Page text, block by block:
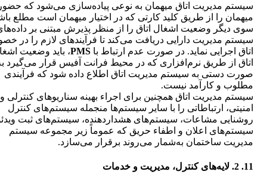
سیستم مدیریت اتاق میهمان به نوعی پیاده‌سازی می‌شود که
میهمان را از طریق کلید کارتی که در اختیار میهمان است مطلع
سوی دیگر وضعیت اشغال اتاق را از منظر پذیرش مبتنی بر
سیستم مدیریت دارایی دریافت می‌کند تا فرآیندهای لازم را در
اتاق اجرایی نماید. در صورت عدم ارتباط با PMS، باید وضعیت
اتاق از طریق نرم‌افزاری که در محیط فرانت آفیس قرار می‌گیرد
صورت دستی به سیستم مدیریت اتاق اطلاع داده شود که فرآیندی
مطلوب و کارآمد نیست.
سیستم مدیریت اتاق همچنین برای اجراء بهینه سناریوهای کنترلی و
امنیتی، ارتباطاتی را با سایر سیستم‌ها منجمله سیستم‌های کنترل
روشنایی مشاعات، سیستم‌های هشداردهنده، سیستم‌های ثبت
سیستم‌های اعلان و اطفاء حریق که عموماً زیر مجموعه سیستم
مدیریت ساختمان به‌شمار می‌روند برقرار می‌سازد.
11. 2. لایه‌های کنترل، مدیریت و خدمات